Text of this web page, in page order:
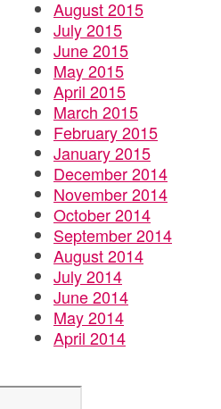
August 2015
July 2015
June 2015
May 2015
April 2015
March 2015
February 2015
January 2015
December 2014
November 2014
October 2014
September 2014
August 2014
July 2014
June 2014
May 2014
April 2014